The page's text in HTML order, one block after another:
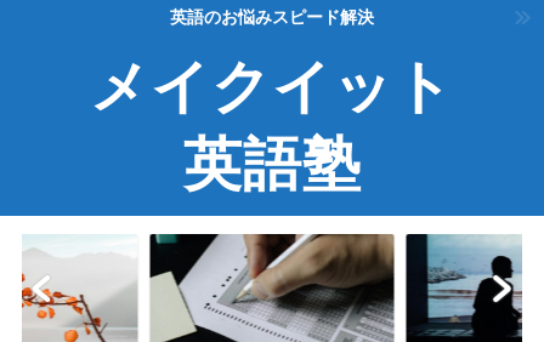
英語のお悩みスピード解決
メイクイット
英語塾